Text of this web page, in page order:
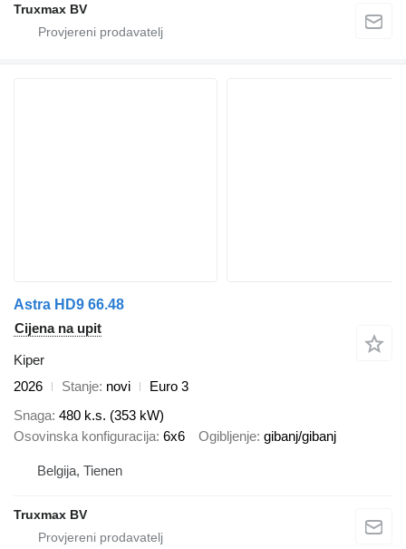
Truxmax BV
Astra HD9 66.48
Cijena na upit
Kiper
2026
Stanje novi
Euro 3
Snaga 480 k.s. (353 kW)
Osovinska konfiguracija 6x6 Ogibljenje gibanj/gibanj
Belgija, Tienen
Truxmax BV